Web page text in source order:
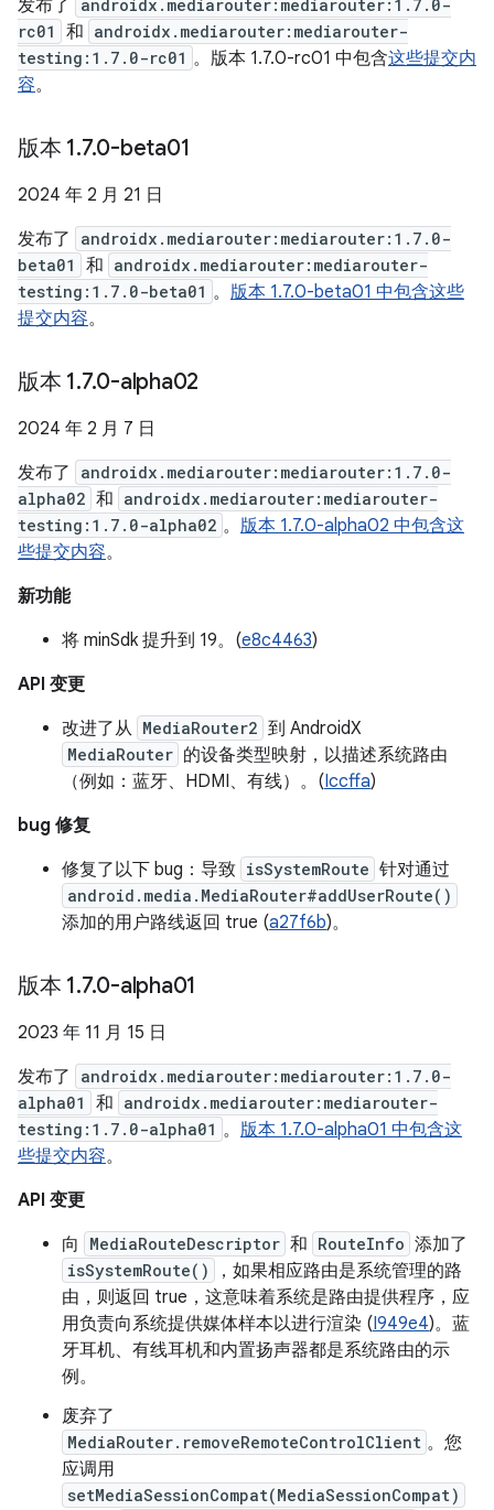
发布了
androidx.mediarouter:mediarouter:1.7.0-
rc01
和 androidx.mediarouter:mediarouter-
testing:1.7.0-rc01 。版本 1.7.0-rc01 中包含这些提交内
容。
版本 1.7.0-beta01
2024 年 2 月 21 日
发布了
androidx.mediarouter:mediarouter:1.7.0-
beta01
和 androidx.mediarouter:mediarouter-
testing:1.7.0-beta01 。 版本 1.7.0-beta01 中包含这些
提交内容。
版本 1.7.0-alpha02
2024 年 2 月 7 日
发布了
androidx.mediarouter:mediarouter:1.7.0-
alpha02 和 androidx.mediarouter:mediarouter-
testing:1.7.0-alpha02 。 版本 1.7.0-alpha02 中包含这
些提交内容。
新功能
将 minSdk 提升到 19。(e8c4463)
API 变更
改进了从 MediaRouter2 到 AndroidX
MediaRouter 的设备类型映射，以描述系统路由
（例如：蓝牙、HDMI、有线）。(Iccffa)
bug 修复
修复了以下 bug：导致 isSystemRoute 针对通过
android.media.MediaRouter#addUserRoute()
添加的用户路线返回 true (a27f6b)。
版本 1.7.0-alpha01
2023 年 11 月 15 日
发布了
androidx.mediarouter:mediarouter:1.7.0-
alpha01
和 androidx.mediarouter:mediarouter-
testing:1.7.0-alpha01 。 版本 1.7.0-alpha01 中包含这
些提交内容。
API 变更
向
MediaRouteDescriptor 和 RouteInfo 添加了
isSystemRoute()
，如果相应路由是系统管理的路
由，则返回 true，这意味着系统是路由提供程序，应
用负责向系统提供媒体样本以进行渲染 (I949e4)。蓝
牙耳机、有线耳机和内置扬声器都是系统路由的示
例。
废弃了
MediaRouter.removeRemoteControlClient 。您
应调用
setMediaSessionCompat(MediaSessionCompat)